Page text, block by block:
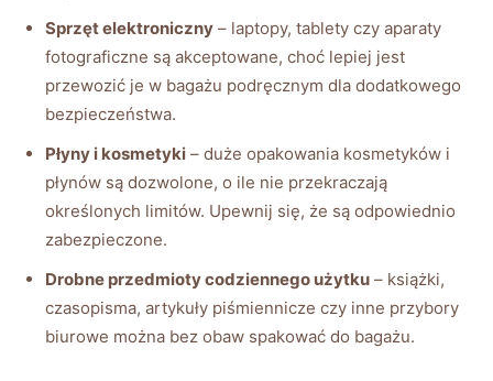
Sprzęt elektroniczny – laptopy, tablety czy aparaty
fotograficzne są akceptowane, choć lepiej jest
przewozić je w bagażu podręcznym dla dodatkowego
bezpieczeństwa.
Płyny i kosmetyki – duże opakowania kosmetyków i
płynów są dozwolone, o ile nie przekraczają
określonych limitów. Upewnij się, że są odpowiednio
zabezpieczone.
Drobne przedmioty codziennego użytku – książki,
czasopisma, artykuły piśmiennicze czy inne przybory
biurowe można bez obaw spakować do bagażu.